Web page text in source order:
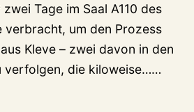
Tage im Saal A110 des
verbracht, um den Prozess
Kleve – zwei davon in den
verfolgen, die kiloweise……